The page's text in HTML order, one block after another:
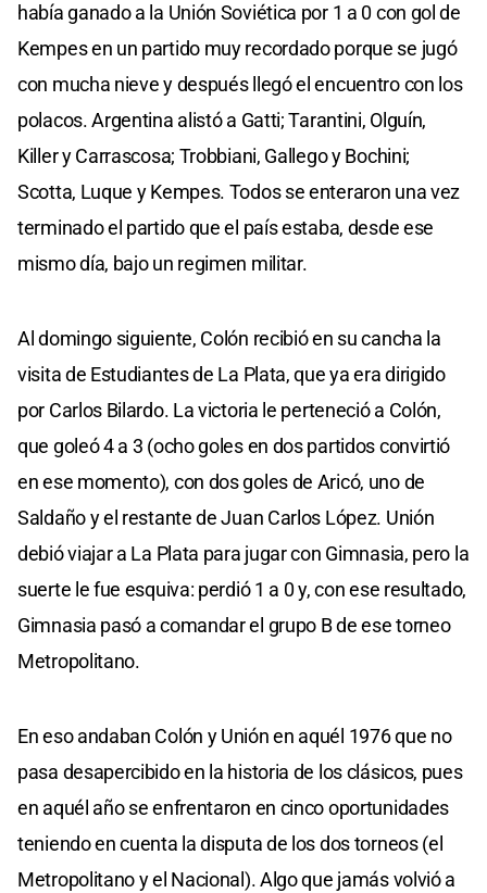
había ganado a la Unión Soviética por 1 a 0 con gol de
Kempes en un partido muy recordado porque se jugó
con mucha nieve y después llegó el encuentro con los
polacos. Argentina alistó a Gatti; Tarantini, Olguín,
Killer y Carrascosa; Trobbiani, Gallego y Bochini;
Scotta, Luque y Kempes. Todos se enteraron una vez
terminado el partido que el país estaba, desde ese
mismo día, bajo un regimen militar.
Al domingo siguiente, Colón recibió en su cancha la
visita de Estudiantes de La Plata, que ya era dirigido
por Carlos Bilardo. La victoria le perteneció a Colón,
que goleó 4 a 3 (ocho goles en dos partidos convirtió
en ese momento), con dos goles de Aricó, uno de
Saldaño y el restante de Juan Carlos López. Unión
debió viajar a La Plata para jugar con Gimnasia, pero la
suerte le fue esquiva: perdió 1 a 0 y, con ese resultado,
Gimnasia pasó a comandar el grupo B de ese torneo
Metropolitano.
En eso andaban Colón y Unión en aquél 1976 que no
pasa desapercibido en la historia de los clásicos, pues
en aquél año se enfrentaron en cinco oportunidades
teniendo en cuenta la disputa de los dos torneos (el
Metropolitano y el Nacional). Algo que jamás volvió a